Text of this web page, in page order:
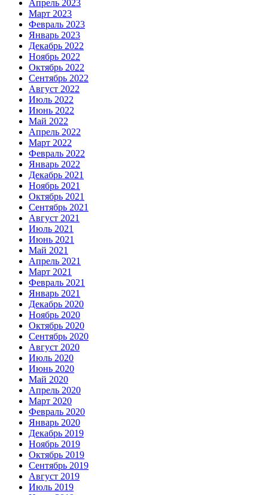
Апрель 2023
Март 2023
Февраль 2023
Январь 2023
Декабрь 2022
Ноябрь 2022
Октябрь 2022
Сентябрь 2022
Август 2022
Июль 2022
Июнь 2022
Май 2022
Апрель 2022
Март 2022
Февраль 2022
Январь 2022
Декабрь 2021
Ноябрь 2021
Октябрь 2021
Сентябрь 2021
Август 2021
Июль 2021
Июнь 2021
Май 2021
Апрель 2021
Март 2021
Февраль 2021
Январь 2021
Декабрь 2020
Ноябрь 2020
Октябрь 2020
Сентябрь 2020
Август 2020
Июль 2020
Июнь 2020
Май 2020
Апрель 2020
Март 2020
Февраль 2020
Январь 2020
Декабрь 2019
Ноябрь 2019
Октябрь 2019
Сентябрь 2019
Август 2019
Июль 2019